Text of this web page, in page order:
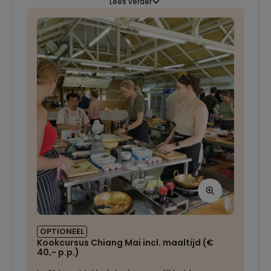
kopen. Ook een bezoek aan de Doi Suthep is
een absolute aanrader. Dit gouden heiligdom
buiten de stad is te bereiken via een bijzondere
‘slangentrap’ waarna je wordt beloond met
mooi uitzicht.
OPTIONEEL
Kookcursus Chiang Mai incl. maaltijd (€
40,- p.p.)